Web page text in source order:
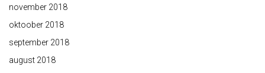
november 2018
oktoober 2018
september 2018
august 2018